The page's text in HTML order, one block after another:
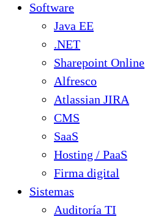
Software
Java EE
.NET
Sharepoint Online
Alfresco
Atlassian JIRA
CMS
SaaS
Hosting / PaaS
Firma digital
Sistemas
Auditoría TI